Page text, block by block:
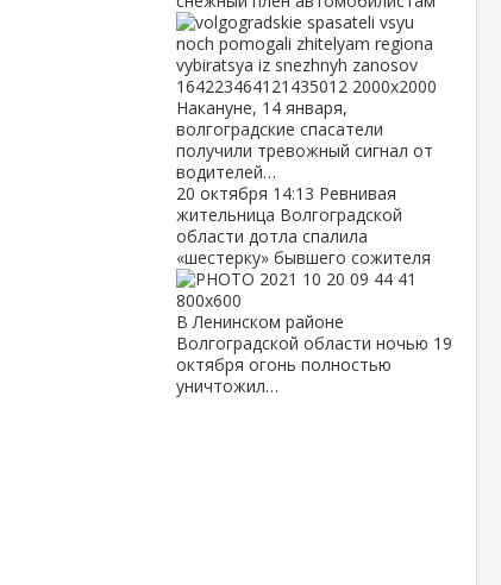
Накануне, 14 января,
волгоградские спасатели
получили тревожный сигнал от
водителей…
20 октября 14:13 Ревнивая
жительница Волгоградской
области дотла спалила
«шестерку» бывшего сожителя
В Ленинском районе
Волгоградской области ночью 19
октября огонь полностью
уничтожил…